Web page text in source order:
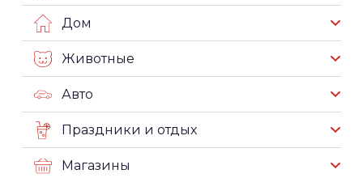
Дом
Животные
Авто
Праздники и отдых
Магазины